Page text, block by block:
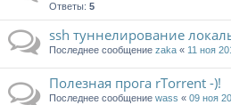
Ответы: 5
ssh туннелирование
Последнее сообщение zaka « 11 ноя
Полезная прога rTorrent -)!
Последнее сообщение wass « 09 ноя